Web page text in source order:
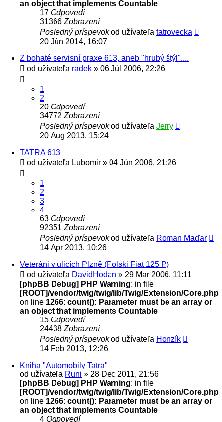
an object that implements Countable
17 Odpovedí
31366 Zobrazení
Posledný príspevokod užívateľa tatrovecka
20 Jún 2014, 16:07
Z bohaté servisní praxe 613, aneb "hrubý štýl"....
od užívateľa radek » 06 Júl 2006, 22:26
1
2
20 Odpovedí
34772 Zobrazení
Posledný príspevokod užívateľa Jerry
20 Aug 2013, 15:24
TATRA 613
od užívateľa Lubomir » 04 Jún 2006, 21:26
1
2
3
4
63 Odpovedí
92351 Zobrazení
Posledný príspevokod užívateľa Roman Maďar
14 Apr 2013, 10:26
Veteráni v ulicích Plzně (Polski Fiat 125 P)
od užívateľa DavidHodan » 29 Mar 2006, 11:11
[phpBB Debug] PHP Warning: in file
[ROOT]/vendor/twig/twig/lib/Twig/Extension/Core.php
on line 1266: count(): Parameter must be an array or
an object that implements Countable
15 Odpovedí
24438 Zobrazení
Posledný príspevokod užívateľa Honzík
14 Feb 2013, 12:26
Kniha "Automobily Tatra"
od užívateľa Runi » 28 Dec 2011, 21:56
[phpBB Debug] PHP Warning: in file
[ROOT]/vendor/twig/twig/lib/Twig/Extension/Core.php
on line 1266: count(): Parameter must be an array or
an object that implements Countable
4 Odpovedí